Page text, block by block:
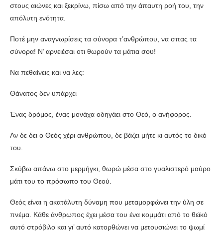
στους αιώνες και ξεκρίνω, πίσω από την άπαυτη ροή του, την
απόλυτη ενότητα.
Ποτέ μην αναγνωρίσεις τα σύνορα τ’ανθρώπου, να σπας τα
σύνορα! Ν’ αρνειέσαι οτι θωρούν τα μάτια σου!
Να πεθαίνεις και να λες:
Θάνατος δεν υπάρχει
Ένας δρόμος, ένας μονάχα οδηγάει στο Θεό, ο ανήφορος.
Αν δε δει ο Θεός χέρι ανθρώπου, δε βάζει μήτε κι αυτός το δικό
του.
Σκύβω απάνω στο μερμήγκι, θωρώ μέσα στο γυαλιστερό μαύρο
μάτι του το πρόσωπο του Θεού.
Θεός είναι η ακατάλυτη δύναμη που μεταμορφώνει την ύλη σε
πνέμα. Κάθε άνθρωπος έχει μέσα του ένα κομμάτι από το θεϊκό
αυτό στρόβιλο και γι’ αυτό κατορθώνει να μετουσιώνει το ψωμί